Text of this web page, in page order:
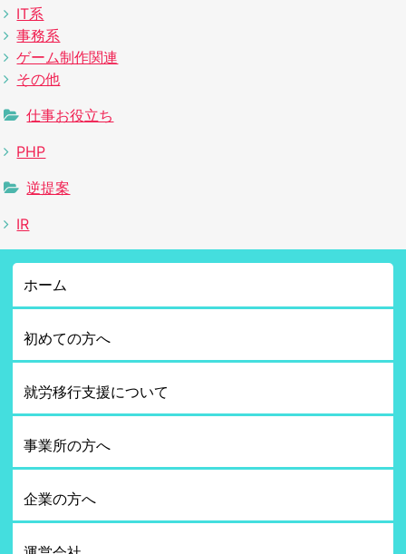
IT系
事務系
ゲーム制作関連
その他
仕事お役立ち
PHP
逆提案
IR
ホーム
初めての方へ
就労移行支援について
事業所の方へ
企業の方へ